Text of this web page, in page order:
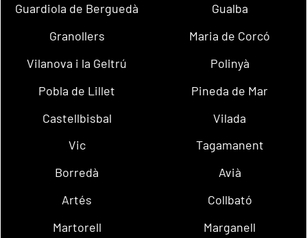
Guardiola de Berguedà
Gualba
Granollers
Maria de Corcó
Vilanova i la Geltrú
Polinyà
Pobla de Lillet
Pineda de Mar
Castellbisbal
Vilada
Vic
Tagamanent
Borredà
Avià
Artés
Collbató
Martorell
Marganell